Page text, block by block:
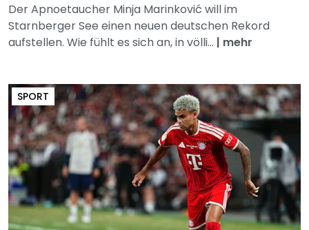
Der Apnoetaucher Minja Marinković will im
Starnberger See einen neuen deutschen Rekord
aufstellen. Wie fühlt es sich an, in völli... | mehr
SPORT